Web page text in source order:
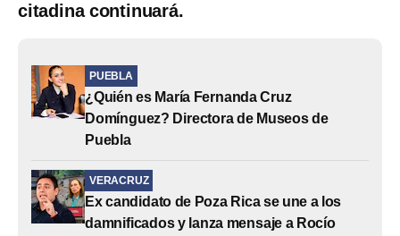
citadina continuará.
PUEBLA
¿Quién es María Fernanda Cruz
Domínguez? Directora de Museos de
Puebla
VERACRUZ
Ex candidato de Poza Rica se une a los
damnificados y lanza mensaje a Rocío